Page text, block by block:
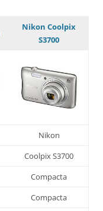
Nikon Coolpix
S3700
Nikon
Coolpix S3700
Compacta
Compacta